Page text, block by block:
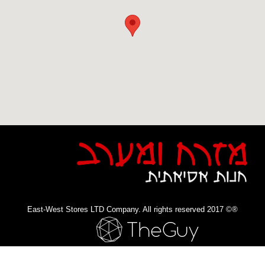
®© 2017 East-West Stores LTD Company. All rights reserved